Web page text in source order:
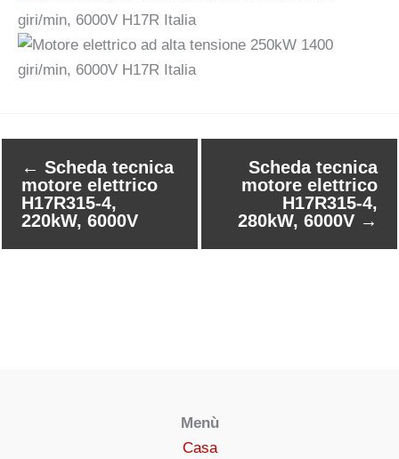
← Scheda tecnica
motore elettrico
H17R315-4,
220kW, 6000V
Scheda tecnica
motore elettrico
H17R315-4,
280kW, 6000V →
Menù
Casa